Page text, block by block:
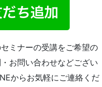
ミナーの受講をご希望の
お問い合わせなどござい
からお気軽にご連絡くだ